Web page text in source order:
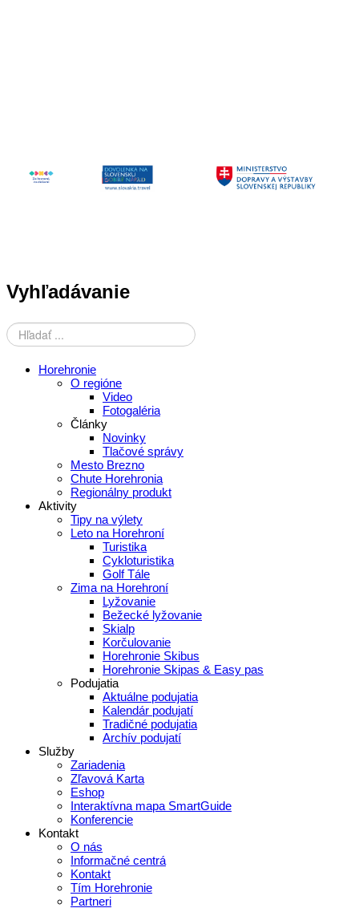
Vyhľadávanie
Horehronie
O regióne
Video
Fotogaléria
Články
Novinky
Tlačové správy
Mesto Brezno
Chute Horehronia
Regionálny produkt
Aktivity
Tipy na výlety
Leto na Horehroní
Turistika
Cykloturistika
Golf Tále
Zima na Horehroní
Lyžovanie
Bežecké lyžovanie
Skialp
Korčulovanie
Horehronie Skibus
Horehronie Skipas & Easy pas
Podujatia
Aktuálne podujatia
Kalendár podujatí
Tradičné podujatia
Archív podujatí
Služby
Zariadenia
Zľavová Karta
Eshop
Interaktívna mapa SmartGuide
Konferencie
Kontakt
O nás
Informačné centrá
Kontakt
Tím Horehronie
Partneri